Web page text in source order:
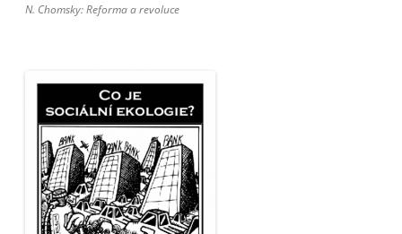
N. Chomsky: Reforma a revoluce